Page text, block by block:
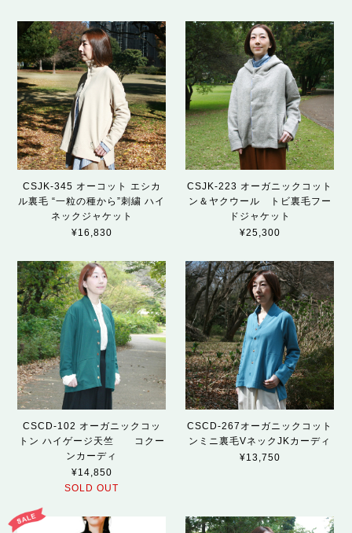
CSJK-345 オーコット エシカ
ル裏毛 “一粒の種から”刺繍 ハイ
ネックジャケット
¥16,830
CSJK-223 オーガニックコット
ン＆ヤクウール トビ裏毛フー
ドジャケット
¥25,300
CSCD-102 オーガニックコッ
トン ハイゲージ天竺 コクー
ンカーディ
¥14,850
SOLD OUT
CSCD-267オーガニックコット
ンミニ裏毛VネックJKカーディ
¥13,750